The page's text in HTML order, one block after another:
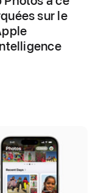
sur le